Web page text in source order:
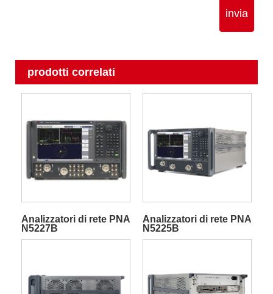
invia
prodotti correlati
Analizzatori di rete PNA
N5227B
Analizzatori di rete PNA
N5225B